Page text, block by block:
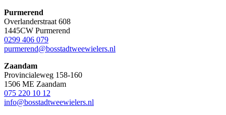
Purmerend
Overlanderstraat 608
1445CW Purmerend
0299 406 079
purmerend@bosstadtweewielers.nl
Zaandam
Provincialeweg 158-160
1506 ME Zaandam
075 220 10 12
info@bosstadtweewielers.nl